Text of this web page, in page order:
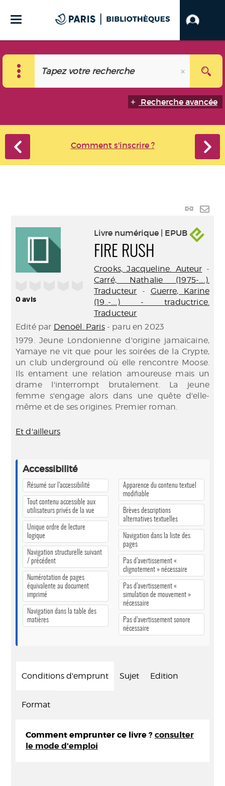
Recherche avancée
Comment s'inscrire ?
Lien
0avis
Livre numérique | EPUB
FIRE RUSH
Crooks, Jacqueline. Auteur -
Carré, Nathalie (1975-....).
Traducteur - Guerre, Karine
(19..-....) - traductrice.
Traducteur
Edité par Denoël. Paris- paru en 2023
1979. Jeune Londonienne d'origine jamaïcaine,
Yamaye ne vit que pour les soirées de la Crypte,
un club underground où elle rencontre Moose.
Ils entament une relation amoureuse mais un
drame l'interrompt brutalement. La jeune
femme s'engage alors dans une quête d'elle-
même et de ses origines. Premier roman.
Et d'ailleurs
Accessibilité
Résumé sur l’accessibilité
Tout contenu accessible aux
utilisateurs privés de la vue
Unique ordre de lecture
logique
Navigation structurelle suivant
/ précédent
Numérotation de pages
équivalente au document
imprimé
Navigation dans la table des
matières
Apparence du contenu textuel
modifiable
Brèves descriptions
alternatives textuelles
Navigation dans la liste des
pages
Pas d’avertissement «
clignotement » nécessaire
Pas d’avertissement «
simulation de mouvement »
nécessaire
Pas d’avertissement sonore
nécessaire
Conditions d'emprunt Sujet Edition
Format
Comment emprunter ce livre ? consulter
le mode d'emploi